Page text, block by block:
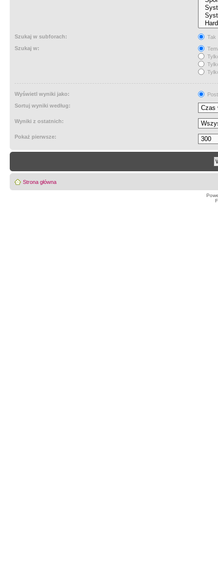
Szukaj w subforach:
Tak
Szukaj w:
Wyświetl wyniki jako:
Sortuj wyniki według:
Wyniki z ostatnich:
Pokaż pierwsze:
Strona główna